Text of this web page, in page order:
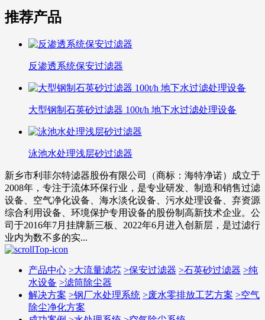
推荐产品
反渗透系统保安过滤器
大型钢制石英砂过滤器 100t/h 地下水过滤处理设备
泳池水处理浅层砂过滤器
新乡市利菲尔特滤器股份有限公司（商标：海特净诺）成立于
2008年，专注于流体环保行业，是专业研发、制造和销售过滤
设备、空气净化设备、海水淡化设备、污水处理设备、弃资源
综合利用设备、环境保护专用设备的股份制高新技术企业。公
司于2016年7月挂牌新三板、2022年6月进入创新层，是过滤行
业内为数不多的实...
产品中心 >大流量滤芯 >保安过滤器 >石英砂过滤器 >纯
水设备 >滤筒除尘器
解决方案 >钢厂水处理系统 >废水零排放工艺方案 >空气
除尘净化方案